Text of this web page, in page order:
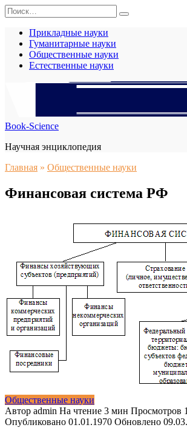
Перейти
к
содержанию
Search
for:
Прикладные науки
Гуманитарные науки
Общественные науки
Естественные науки
Book-Science
Научная энциклопедия
Главная » Общественные науки
Финансовая система РФ
Общественные науки
Автор admin На чтение 3 мин Просмотров
Опубликовано 01.01.1970 Обновлено